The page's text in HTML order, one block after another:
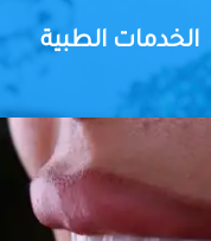
الخدمات الطبية